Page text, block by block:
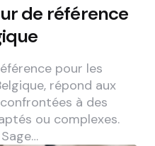
de référence
pour les
répond aux
à des
ou complexes.